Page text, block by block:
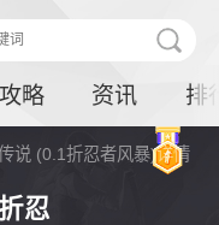
攻略 资讯 排
说 (0.1折忍者风暴)详情
忍